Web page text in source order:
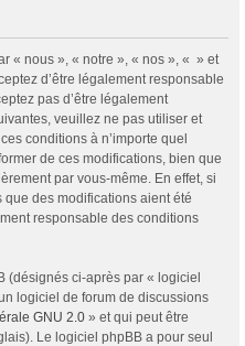
« nous », « notre », « nos », « » et
d’être légalement responsable
pas d’être légalement
veuillez ne pas utiliser et
conditions à n’importe quel
de ces modifications, bien que
par vous-même. En effet, si
des modifications aient été
responsable des conditions
(désignés ci-après par « logiciel
logiciel de forum de discussions
GNU 2.0 » et qui peut être
Le logiciel phpBB a pour seul